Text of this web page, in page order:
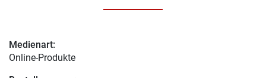
Medienart:
Online-Produkte